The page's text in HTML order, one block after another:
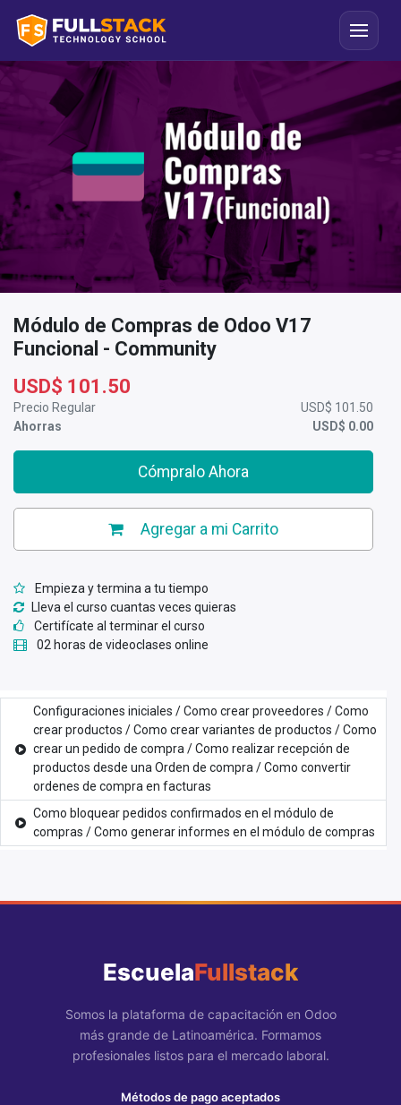
Módulo de Compras de Odoo V17
Funcional - Community
USD$ 101.50
Precio Regular USD$ 101.50
Ahorras
USD$ 0.00
Cómpralo Ahora
Agregar a mi Carrito
Empieza y termina a tu tiempo
Lleva el curso cuantas veces quieras
Certifícate al terminar el curso
02 horas de videoclases online
Configuraciones iniciales / Como crear proveedores / Como
crear productos / Como crear variantes de productos / Como
crear un pedido de compra / Como realizar recepción de
productos desde una Orden de compra / Como convertir
ordenes de compra en facturas
Como bloquear pedidos confirmados en el módulo de
compras / Como generar informes en el módulo de compras
EscuelaFullstack
Somos la plataforma de capacitación en Odoo
más grande de Latinoamérica. Formamos
profesionales listos para el mercado laboral.
Métodos de pago aceptados